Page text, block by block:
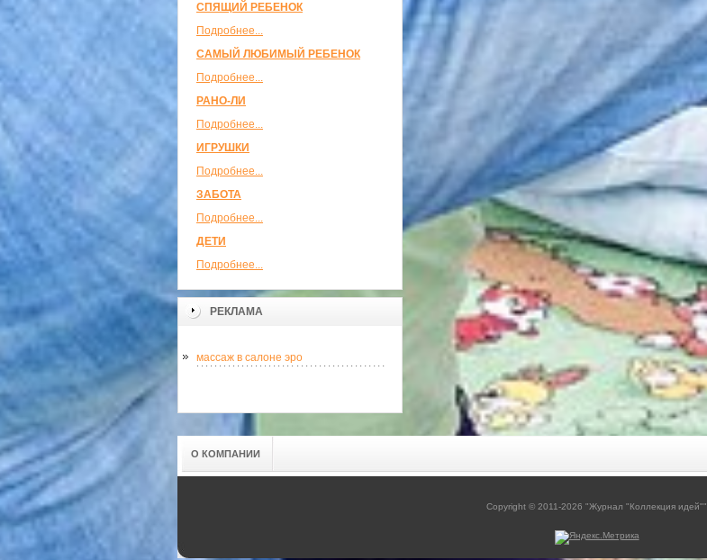
СПЯЩИЙ РЕБЕНОК
Подробнее...
САМЫЙ ЛЮБИМЫЙ РЕБЕНОК
Подробнее...
РАНО-ЛИ
Подробнее...
ИГРУШКИ
Подробнее...
ЗАБОТА
Подробнее...
ДЕТИ
Подробнее...
РЕКЛАМА
массаж в салоне эро
О КОМПАНИИ
Copyright © 2011-2026 "Журнал "Коллекция идей""